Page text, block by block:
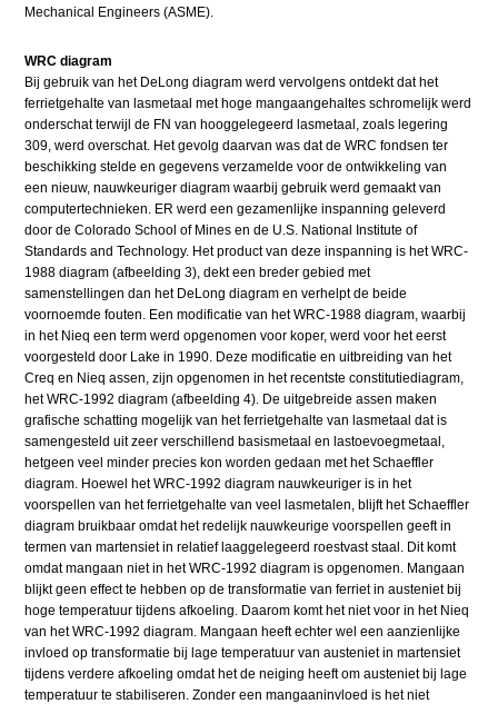
Mechanical Engineers (ASME).
WRC diagram
Bij gebruik van het DeLong diagram werd vervolgens ontdekt dat het
ferrietgehalte van lasmetaal met hoge mangaangehaltes schromelijk werd
onderschat terwijl de FN van hooggelegeerd lasmetaal, zoals legering
309, werd overschat. Het gevolg daarvan was dat de WRC fondsen ter
beschikking stelde en gegevens verzamelde voor de ontwikkeling van
een nieuw, nauwkeuriger diagram waarbij gebruik werd gemaakt van
computertechnieken. ER werd een gezamenlijke inspanning geleverd
door de Colorado School of Mines en de U.S. National Institute of
Standards and Technology. Het product van deze inspanning is het WRC-
1988 diagram (afbeelding 3), dekt een breder gebied met
samenstellingen dan het DeLong diagram en verhelpt de beide
voornoemde fouten. Een modificatie van het WRC-1988 diagram, waarbij
in het Nieq een term werd opgenomen voor koper, werd voor het eerst
voorgesteld door Lake in 1990. Deze modificatie en uitbreiding van het
Creq en Nieq assen, zijn opgenomen in het recentste constitutiediagram,
het WRC-1992 diagram (afbeelding 4). De uitgebreide assen maken
grafische schatting mogelijk van het ferrietgehalte van lasmetaal dat is
samengesteld uit zeer verschillend basismetaal en lastoevoegmetaal,
hetgeen veel minder precies kon worden gedaan met het Schaeffler
diagram. Hoewel het WRC-1992 diagram nauwkeuriger is in het
voorspellen van het ferrietgehalte van veel lasmetalen, blijft het Schaeffler
diagram bruikbaar omdat het redelijk nauwkeurige voorspellen geeft in
termen van martensiet in relatief laaggelegeerd roestvast staal. Dit komt
omdat mangaan niet in het WRC-1992 diagram is opgenomen. Mangaan
blijkt geen effect te hebben op de transformatie van ferriet in austeniet bij
hoge temperatuur tijdens afkoeling. Daarom komt het niet voor in het Nieq
van het WRC-1992 diagram. Mangaan heeft echter wel een aanzienlijke
invloed op transformatie bij lage temperatuur van austeniet in martensiet
tijdens verdere afkoeling omdat het de neiging heeft om austeniet bij lage
temperatuur te stabiliseren. Zonder een mangaaninvloed is het niet